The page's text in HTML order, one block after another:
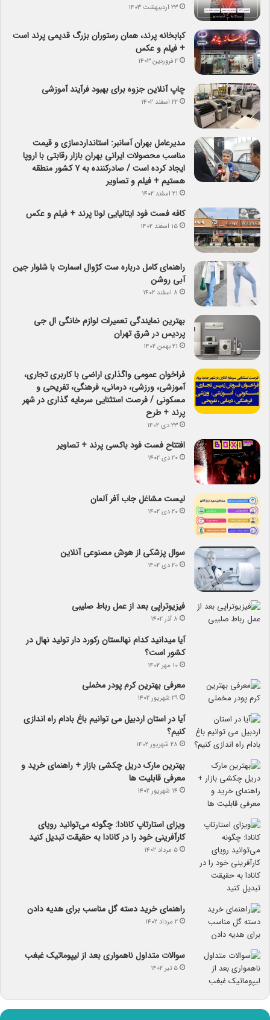
۲۳ اردیبهشت ۱۴۰۳
کبابخانه پرند، همان رستوران بزرگ قدیمی پرند است
+ فیلم و عکس
۲ فروردین ۱۴۰۳
چاپ آنلاین جزوه برای بهبود فرآیند آموزشی
۲۲ اسفند ۱۴۰۲
مدیرعامل بهران آسانبر: استانداردسازی و قیمت
مناسب محصولات ایرانی بهران بازار رقابتی با اروپا
ایجاد کرده است / صادرکننده به ۷ کشور منطقه
هستیم + فیلم و تصاویر
۲۱ اسفند ۱۴۰۲
کافه فست فود ایتالیایی لونا پرند + فیلم و عکس
۱۵ اسفند ۱۴۰۲
راهنمای کامل درباره ست کژوال اسمارت با شلوار جین
آبی روشن
۸ اسفند ۱۴۰۲
بهترین نمایندگی تعمیرات لوازم خانگی ال جی
پردیس در شرق تهران
۲۱ بهمن ۱۴۰۲
فراخوان عمومی واگذاری اراضی با کاربری تجاری،
آموزشی، ورزشی، درمانی، فرهنگی، تفریحی و
مسکونی / فرصت استثنایی سرمایه گذاری در شهر
پرند + طرح
۲۳ دی ۱۴۰۲
افتتاح فست فود باکسی پرند + تصاویر
۲۰ دی ۱۴۰۲
لیست مشاغل جاب آفر آلمان
۲۰ دی ۱۴۰۲
سوال پزشکی از هوش مصنوعی آنلاین
۲۰ دی ۱۴۰۲
فیزیوتراپی بعد از عمل رباط صلیبی
۸ آذر ۱۴۰۲
آیا می­دانید کدام نهالستان رکورد دار تولید نهال­ در
کشور است؟
۱۰ مهر ۱۴۰۲
معرفی بهترین کرم پودر مخملی
۲۹ شهریور ۱۴۰۲
آیا در استان اردبیل می توانیم باغ بادام راه اندازی
کنیم؟
۲۸ شهریور ۱۴۰۲
بهترین مارک دریل چکشی بازار + راهنمای خرید و
معرفی قابلیت ها
۱۴ شهریور ۱۴۰۲
ویزای استارتاپ کانادا: چگونه می‌توانید رویای
کارآفرینی خود را در کانادا به حقیقت تبدیل کنید
۵ مرداد ۱۴۰۲
راهنمای خرید دسته گل مناسب برای هدیه دادن
۲ مرداد ۱۴۰۲
سوالات متداول ناهمواری بعد از لیپوماتیک غبغب
۵ تیر ۱۴۰۲